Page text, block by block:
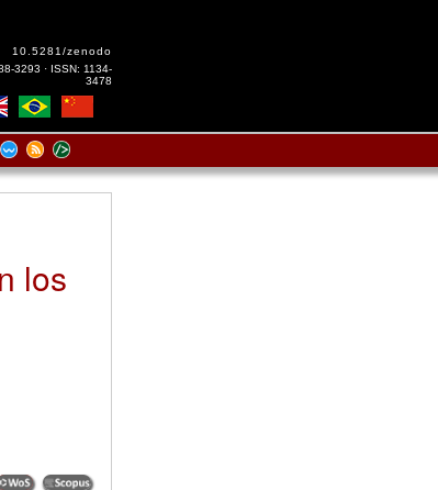
10.5281/zenodo
3293 · ISSN: 1134-
3478
los